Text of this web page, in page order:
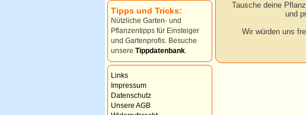
Tipps und Tricks:
Nützliche Garten- und
Pflanzentipps für Einsteiger
und Gartenprofis. Besuche
unsere Tippdatenbank
Links
Impressum
Datenschutz
Unsere AGB
Tausche deine
und
Wir würden uns